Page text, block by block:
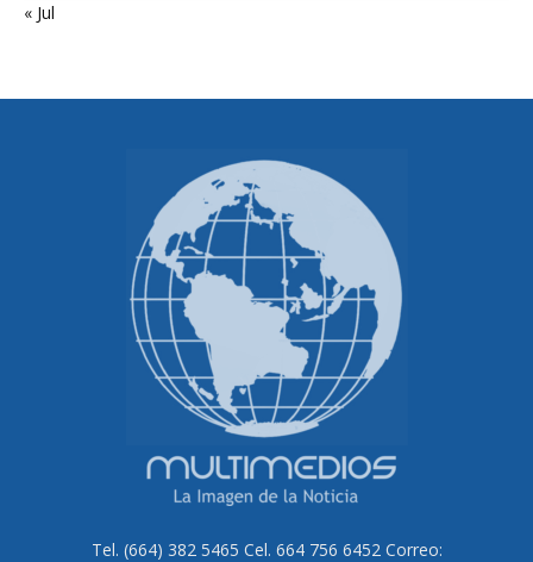
« Jul
Tel. (664) 382 5465 Cel. 664 756 6452 Correo: